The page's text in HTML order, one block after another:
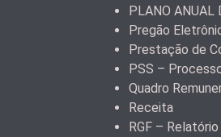
PLANO ANUAL
Pregão
Prestação de
PSS –
Quadro
Receita
RGF –